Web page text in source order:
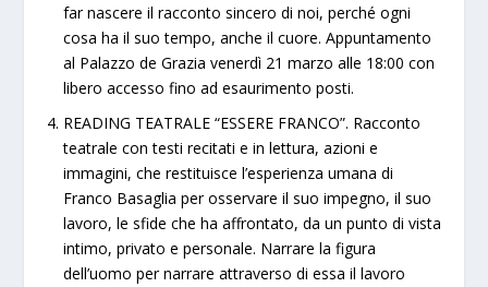
far nascere il racconto sincero di noi, perché ogni
cosa ha il suo tempo, anche il cuore. Appuntamento
al Palazzo de Grazia venerdì 21 marzo alle 18:00 con
libero accesso fino ad esaurimento posti.
READING TEATRALE “ESSERE FRANCO”. Racconto
teatrale con testi recitati e in lettura, azioni e
immagini, che restituisce l’esperienza umana di
Franco Basaglia per osservare il suo impegno, il suo
lavoro, le sfide che ha affrontato, da un punto di vista
intimo, privato e personale. Narrare la figura
dell’uomo per narrare attraverso di essa il lavoro